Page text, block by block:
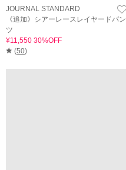
JOURNAL STANDARD
《追加》シアーレースレイヤードパン
ツ
¥11,550 30%OFF
(50)